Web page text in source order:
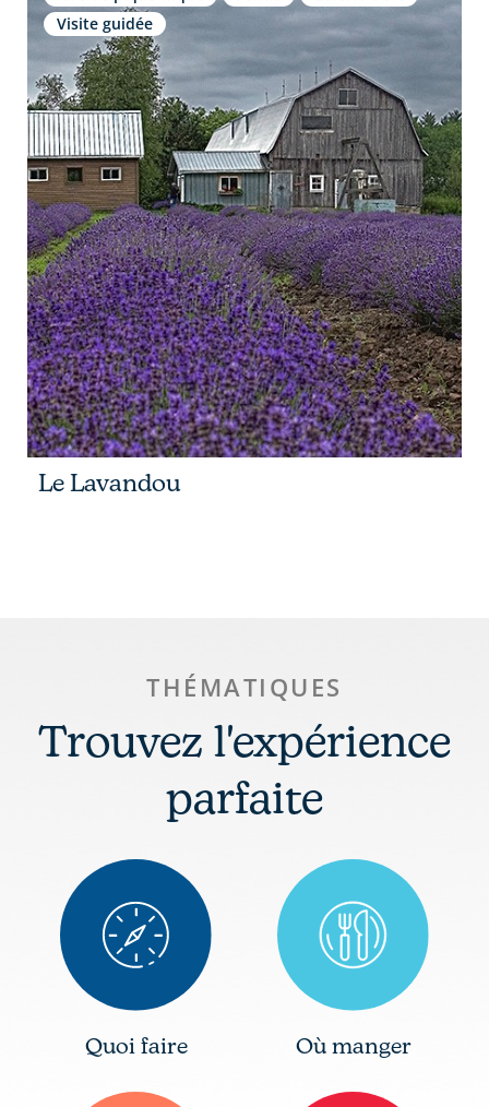
Visite guidée
Le Lavandou
THÉMATIQUES
Trouvez l'expérience
parfaite
Quoi faire Où manger